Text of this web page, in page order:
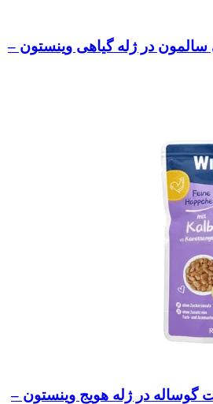
سالمون در ژله گیاهی وینستون –
گوساله در ژله هویج وینستون –